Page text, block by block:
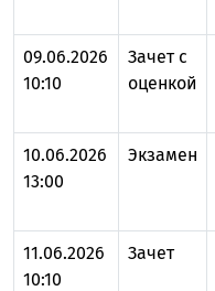
09.06.2026
10:10
Зачет с
оценкой
10.06.2026
13:00
Экзамен
11.06.2026
10:10
Зачет